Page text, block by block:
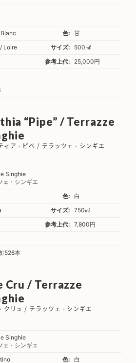
色:
甘
Loire サイズ:
500㎖
参考上代:
25,000円
“Pipe” / Terrazze
ィア・ピペ / テラッツェ・シンギエ
Singhie
ェ・シンギエ
色:
白
サイズ:
750㎖
参考上代:
7,800円
:528本
Cru / Terrazze
クリュ / テラッツェ・シンギエ
Singhie
ェ・シンギエ
色: 白